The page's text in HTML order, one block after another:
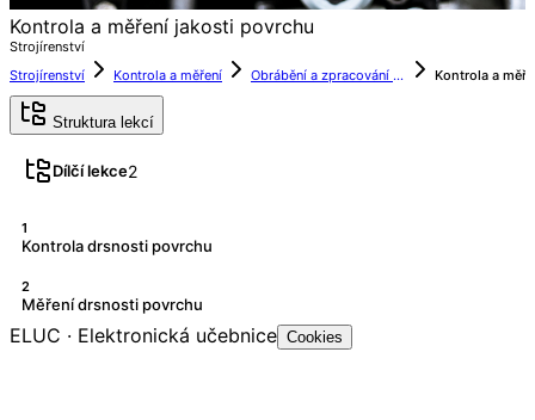
Kontrola a měření jakosti povrchu
Strojírenství
Strojírenství
Kontrola a měření Obrábění a zpracování kovů
Struktura lekcí
Dílčí lekce2
1
Kontrola drsnosti povrchu
2
Měření drsnosti povrchu
ELUC · Elektronická učebnice Cookies